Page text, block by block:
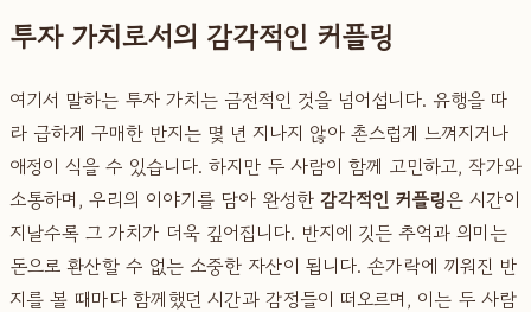
투자 가치로서의 감각적인 커플링
여기서 말하는 투자 가치는 금전적인 것을 넘어섭니다. 유행을 따
라 급하게 구매한 반지는 몇 년 지나지 않아 촌스럽게 느껴지거나
애정이 식을 수 있습니다. 하지만 두 사람이 함께 고민하고, 작가와
소통하며, 우리의 이야기를 담아 완성한 감각적인 커플링은 시간이
지날수록 그 가치가 더욱 깊어집니다. 반지에 깃든 추억과 의미는
돈으로 환산할 수 없는 소중한 자산이 됩니다. 손가락에 끼워진 반
지를 볼 때마다 함께했던 시간과 감정들이 떠오르며, 이는 두 사람